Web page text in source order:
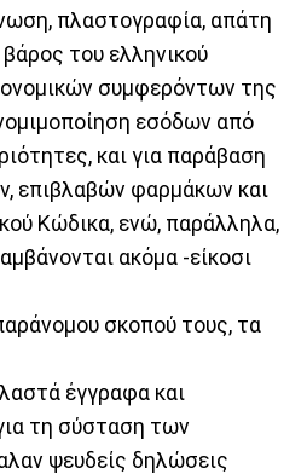
πλαστογραφία, απάτη
του ελληνικού
συμφερόντων της
εσόδων από
και για παράβαση
επιβλαβών φαρμάκων και
Κώδικα, ενώ, παράλληλα,
ακόμα -είκοσι
σκοπού τους, τα
έγγραφα και
τη σύσταση των
ψευδείς δηλώσεις